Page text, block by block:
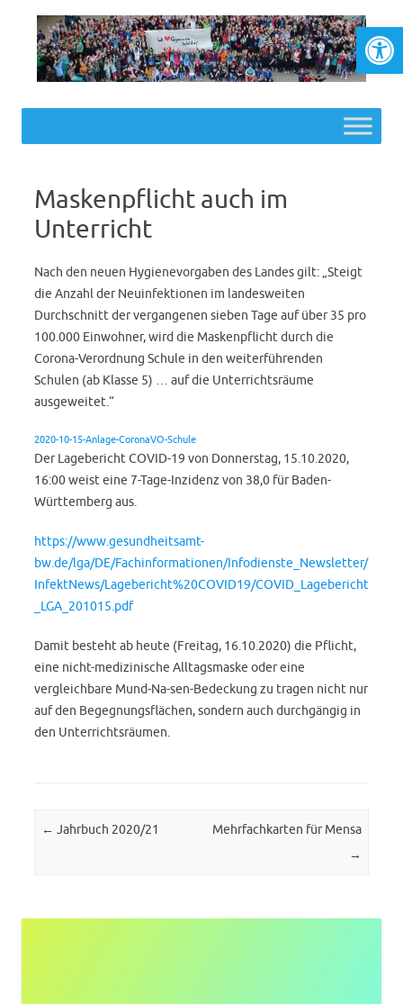
Maskenpflicht auch im
Unterricht
Nach den neuen Hygienevorgaben des Landes gilt: „Steigt
die Anzahl der Neuinfektionen im landesweiten
Durchschnitt der vergangenen sieben Tage auf über 35 pro
100.000 Einwohner, wird die Maskenpflicht durch die
Corona-Verordnung Schule in den weiterführenden
Schulen (ab Klasse 5) … auf die Unterrichtsräume
ausgeweitet.“
2020-10-15-Anlage-CoronaVO-Schule
Der Lagebericht COVID-19 von Donnerstag, 15.10.2020,
16:00 weist eine 7-Tage-Inzidenz von 38,0 für Baden-
Württemberg aus.
https://www.gesundheitsamt-
bw.de/lga/DE/Fachinformationen/Infodienste_Newsletter/
InfektNews/Lagebericht%20COVID19/COVID_Lagebericht
_LGA_201015.pdf
Damit besteht ab heute (Freitag, 16.10.2020) die Pflicht,
eine nicht-medizinische Alltagsmaske oder eine
vergleichbare Mund-Na-sen-Bedeckung zu tragen nicht nur
auf den Begegnungsflächen, sondern auch durchgängig in
den Unterrichtsräumen.
Post navigation
← Jahrbuch 2020/21
Mehrfachkarten für Mensa
→